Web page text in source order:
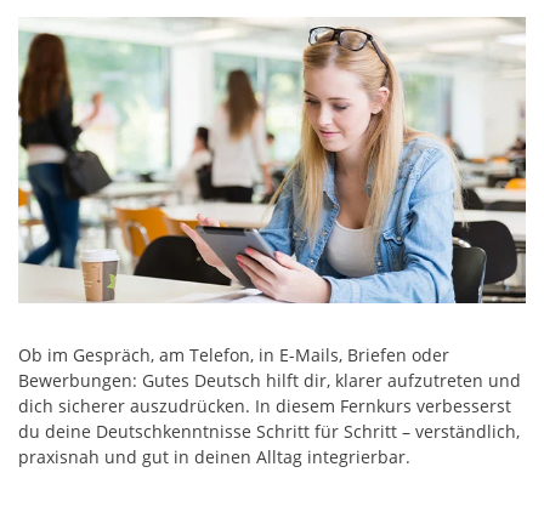
Ob im Gespräch, am Telefon, in E-Mails, Briefen oder
Bewerbungen: Gutes Deutsch hilft dir, klarer aufzutreten und
dich sicherer auszudrücken. In diesem Fernkurs verbesserst
du deine Deutschkenntnisse Schritt für Schritt – verständlich,
praxisnah und gut in deinen Alltag integrierbar.